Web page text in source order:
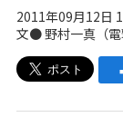
2011年09月12日
文● 野村一真（電